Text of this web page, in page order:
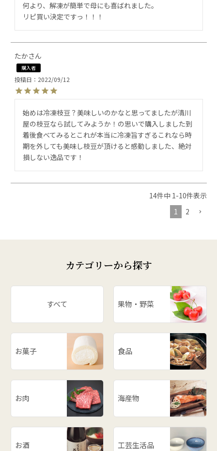
何より、解凍が簡単で母にも喜ばれました。
リピ買い決定ですっ！！！
たか
購入者
投稿日 2022/09/12
始めは冷凍枝豆？美味しいのかなと思ってましたが清川
屋の枝豆なら試してみようか！の思いで購入しました到
着後食べてみるとこれが本当に冷凍旨すぎるこれなら時
期を外しても美味し枝豆が頂けると感動しました、絶対
損しない逸品です！
14件中 1-10件表示
1
2
カテゴリーから探す
すべて 果物・野菜
お菓子 食品
お肉 海産物
お酒 工芸生活品